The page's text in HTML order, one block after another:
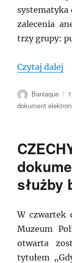
systematyka
zalecenia
trzy grupy:
Czytaj dalej
Autor
Baniaque
dokument
służby
W czwartek
Muzeum
otwarta
tytułem